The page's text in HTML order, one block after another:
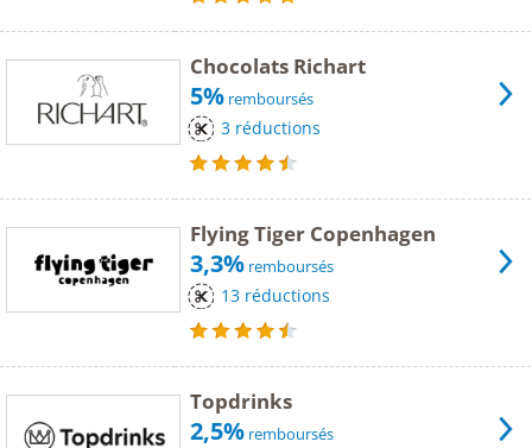
Chocolats Richart
5% remboursés
3 réductions
Flying Tiger Copenhagen
3,3% remboursés
13 réductions
Topdrinks
2,5% remboursés